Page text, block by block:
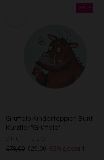
Grüffelo Kinderteppich Bunt
Kurzflor "Grüffelo"
€79,00 €29,00 63% gespart